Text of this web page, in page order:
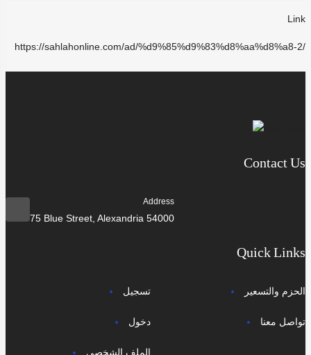
Link
https://sahlahonline.com/ad/%d9%85%d9%83%d8%aa%d8%a8-2/
Contact Us
Address
75 Blue Street, Alexandria 54000
Quick Links
تسجيل
دخول
الملف الشخصي
الحزم والتسعير
تواصل معنا